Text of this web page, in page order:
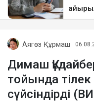
Аягөз Құрмаш
Димаш
тойында
сүйсіндірді